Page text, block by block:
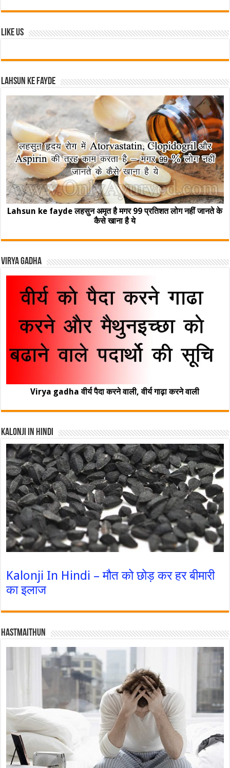
Like Us
Lahsun ke fayde
Lahsun ke fayde लहसुन अमृत है मगर 99 प्रतिशत लोग नहीं जानते के
कैसे खाना है ये
Virya Gadha
Virya gadha वीर्य पैदा करने वाली, वीर्य गाढ़ा करने वाली
Kalonji In Hindi
Kalonji In Hindi – मौत को छोड़ कर हर बीमारी
का इलाज
Hastmaithun